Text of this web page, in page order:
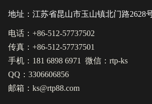
地址：江苏省昆山市玉山镇北门路2628
电话：+86-512-57737502
传真：+86-512-57737501
手机：181 6898 6971 微信：rtp-ks
QQ：3306606856
邮箱：ks@rtp88.com